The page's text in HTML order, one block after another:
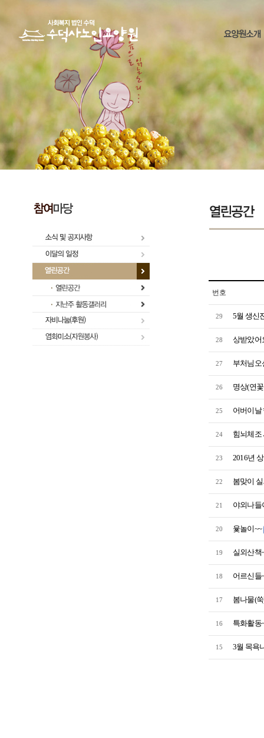
번호
29 5월 생신
28 상받았어
27 부처님오
26 명상(연
25 어버이날
24 힘뇌체조
23 2016년
22 봄맞이
21 야외나들
20 윷놀이~~
19 실외산책
18 어르신들
17 봄나물(
16 특화활동
15 3월 목욕